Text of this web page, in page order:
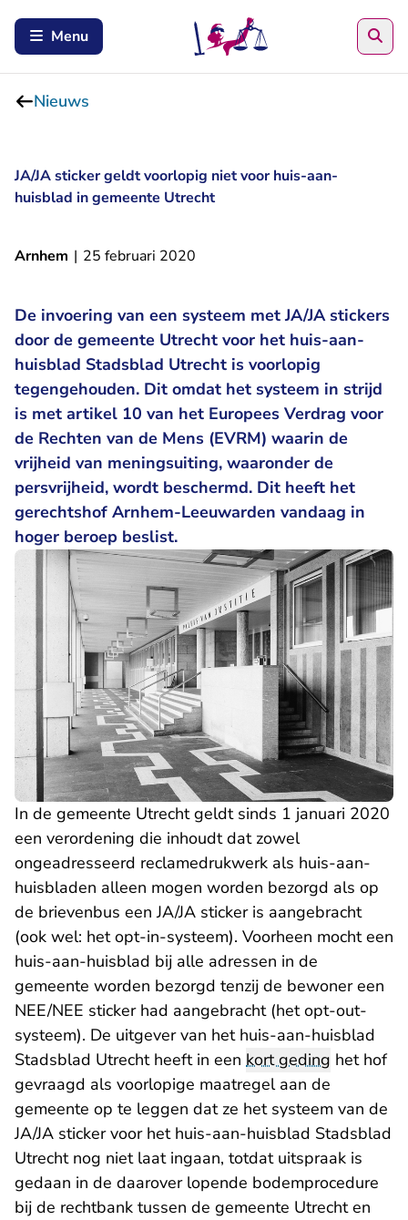
Menu
Nieuws
JA/JA sticker geldt voorlopig niet voor huis-aan-
huisblad in gemeente Utrecht
Arnhem | 25 februari 2020
De invoering van een systeem met JA/JA stickers
door de gemeente Utrecht voor het huis-aan-
huisblad Stadsblad Utrecht is voorlopig
tegengehouden. Dit omdat het systeem in strijd
is met artikel 10 van het Europees Verdrag voor
de Rechten van de Mens (EVRM) waarin de
vrijheid van meningsuiting, waaronder de
persvrijheid, wordt beschermd. Dit heeft het
gerechtshof Arnhem-Leeuwarden vandaag in
hoger beroep beslist.
In de gemeente Utrecht geldt sinds 1 januari 2020
een verordening die inhoudt dat zowel
ongeadresseerd reclamedrukwerk als huis-aan-
huisbladen alleen mogen worden bezorgd als op
de brievenbus een JA/JA sticker is aangebracht
(ook wel: het opt-in-systeem). Voorheen mocht een
huis-aan-huisblad bij alle adressen in de
gemeente worden bezorgd tenzij de bewoner een
NEE/NEE sticker had aangebracht (het opt-out-
systeem). De uitgever van het huis-aan-huisblad
Stadsblad Utrecht heeft in een kort geding het hof
gevraagd als voorlopige maatregel aan de
gemeente op te leggen dat ze het systeem van de
JA/JA sticker voor het huis-aan-huisblad Stadsblad
Utrecht nog niet laat ingaan, totdat uitspraak is
gedaan in de daarover lopende bodemprocedure
bij de rechtbank tussen de gemeente Utrecht en